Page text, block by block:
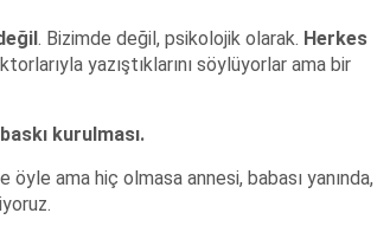
. Bizimde değil, psikolojik olarak. Herkes
yazıştıklarını söylüyorlar ama bir
kurulması.
öyle ama hiç olmasa annesi, babası yanında,